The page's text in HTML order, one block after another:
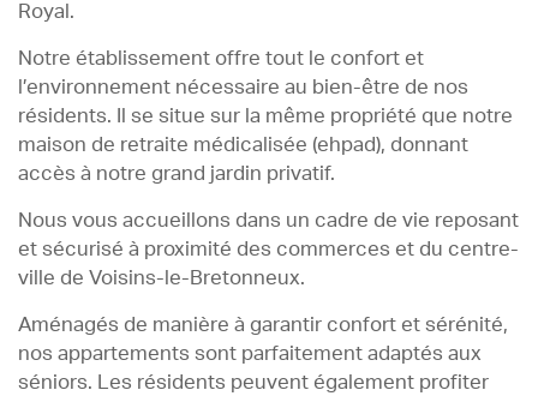
Royal.
Notre établissement offre tout le confort et
l’environnement nécessaire au bien-être de nos
résidents. Il se situe sur la même propriété que notre
maison de retraite médicalisée (ehpad), donnant
accès à notre grand jardin privatif.
Nous vous accueillons dans un cadre de vie reposant
et sécurisé à proximité des commerces et du centre-
ville de Voisins-le-Bretonneux.
Aménagés de manière à garantir confort et sérénité,
nos appartements sont parfaitement adaptés aux
séniors. Les résidents peuvent également profiter